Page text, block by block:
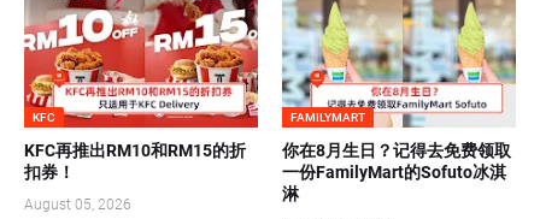
KFC
KFC再推出RM10和RM15的折
扣券！
August 05, 2026
FAMILYMART
你在8月生日？记得去免费领取
一份FamilyMart的Sofuto冰淇
淋